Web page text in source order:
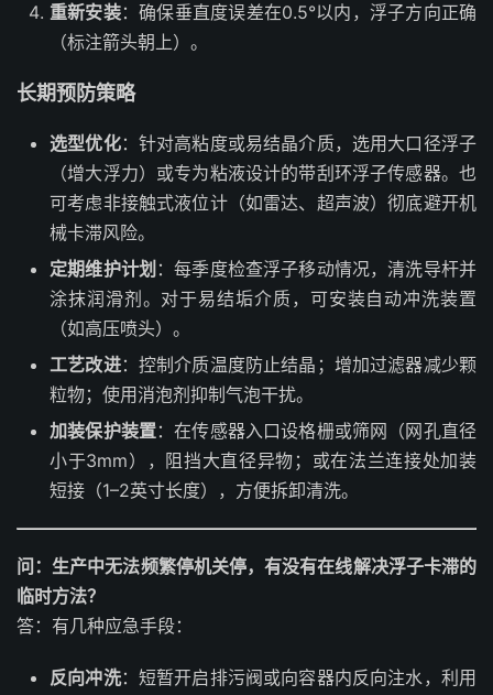
重新安装：确保垂直度误差在0.5°以内，浮子方向正确
（标注箭头朝上）。
长期预防策略
选型优化：针对高粘度或易结晶介质，选用大口径浮子
（增大浮力）或专为粘液设计的带刮环浮子传感器。也
可考虑非接触式液位计（如雷达、超声波）彻底避开机
械卡滞风险。
定期维护计划 ：每季度检查浮子移动情况，清洗导杆并
涂抹润滑剂。对于易结垢介质，可安装自动冲洗装置
（如高压喷头）。
工艺改进：控制介质温度防止结晶；增加过滤器减少颗
粒物；使用消泡剂抑制气泡干扰。
加装保护装置：在传感器入口设格栅或筛网（网孔直径
小于3mm），阻挡大直径异物；或在法兰连接处加装
短接（1–2英寸长度），方便拆卸清洗。
问：生产中无法频繁停机关停，有没有在线解决浮子卡滞的
临时方法？
答：有几种应急手段：
反向冲洗：短暂开启排污阀或向容器内反向注水，利用